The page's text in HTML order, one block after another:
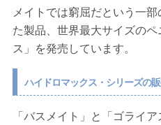
メイトでは窮屈だという一
た製品、世界最大サイズの
ス」を発売しています。
ハイドロマックス・シリーズの
「バスメイト」と「ゴライ